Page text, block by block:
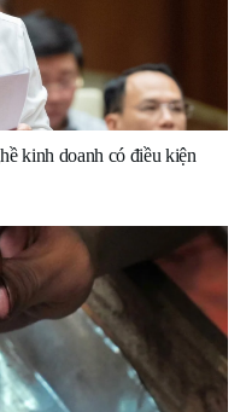
kinh doanh có điều kiện